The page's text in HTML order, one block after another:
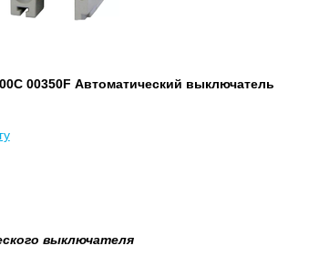
00350F Автоматический выключатель
выключателя